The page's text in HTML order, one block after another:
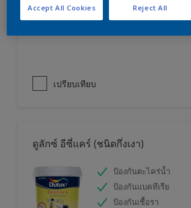
ป้องกันฤทธิ์ด่างเกลือ
ป้องกันฝุ่น
เปรียบเทียบ
ดูลักซ์ อีซี่แคร์ (ชนิดกึ่งเงา)
ป้องกันตะไคร่น้ำ
ป้องกันแบคทีเรีย
ป้องกันเชื้อรา
Reject All
Accept All Cookies